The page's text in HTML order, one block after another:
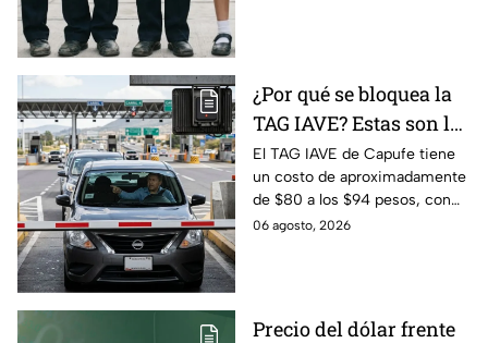
¿Por qué se bloquea la
TAG IAVE? Estas son las
razones por las que no
pasa en la caseta
El TAG IAVE de Capufe tiene
un costo de aproximadamente
de $80 a los $94 pesos, con
IVA incluido; te compartimos
06 agosto, 2026
Precio del dólar frente